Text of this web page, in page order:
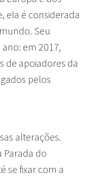
ela é considerada
Seu
em 2017,
de apoiadores da
pelos
alterações.
do
se fixar com a